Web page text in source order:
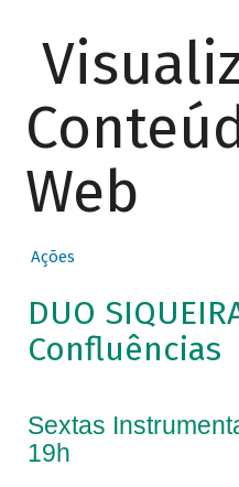
Web
Ações
DUO
Confluências
Sextas
19h